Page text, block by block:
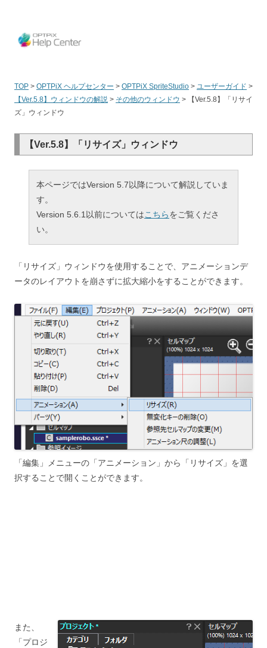
TOP > OPTPiX ヘルプセンター > OPTPiX SpriteStudio > ユーザーガイド >
【Ver.5.8】ウィンドウの解説 > その他のウィンドウ >
【Ver.5.8】「リサイ
ズ」ウィンドウ
【Ver.5.8】「リサイズ」ウィンドウ
本ページではVersion 5.7以降について解説していま
す。
Version 5.6.1以前についてはこちらをご覧くださ
い。
「リサイズ」ウィンドウを使用することで、アニメーションデ
ータのレイアウトを崩さずに拡大縮小をすることができます。
「編集」メニューの「アニメーション」から「リサイズ」を選
択することで開くことができます。
また、
「プロジ